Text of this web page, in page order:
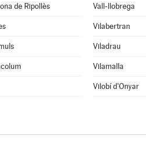
de Ripollès Vall-llobrega
Vilabertran
Viladrau
Vilamalla
Vilobí d'Onyar